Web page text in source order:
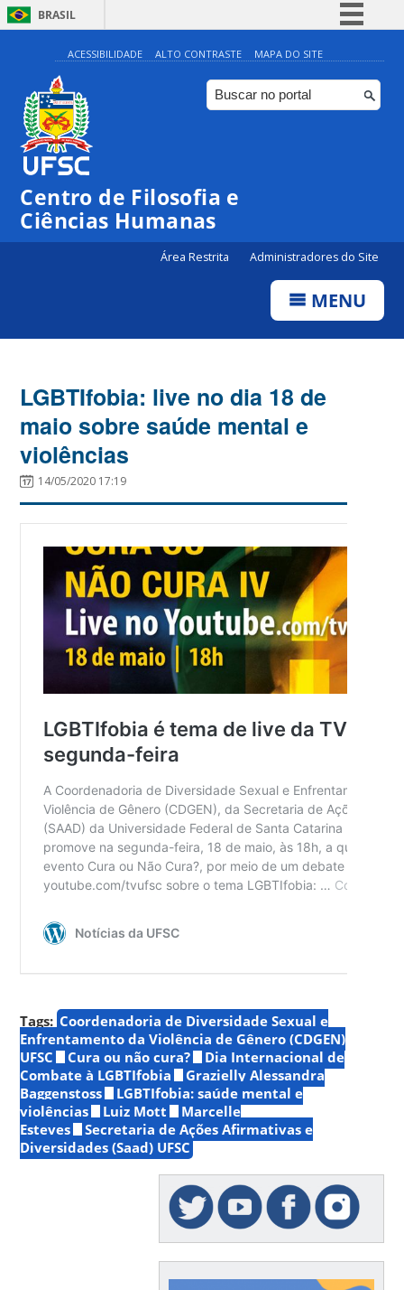
BRASIL
Simplifique!
Comunica BR
Participe
ACESSIBILIDADE ALTO CONTRASTE MAPA DO SITE
Centro de Filosofia e
Ciências Humanas
Área Restrita Administradores do Site
MENU
LGBTIfobia: live no dia 18 de
maio sobre saúde mental e
violências
14/05/2020 17:19
Tags: Coordenadoria de Diversidade Sexual e
Enfrentamento da Violência de Gênero (CDGEN)
UFSC
Cura ou não cura?
Dia Internacional de
Combate à LGBTIfobia
Grazielly Alessandra
Baggenstoss
LGBTIfobia: saúde mental e
violências
Luiz Mott
Marcelle
Esteves
Secretaria de Ações Afirmativas e
Diversidades (Saad) UFSC